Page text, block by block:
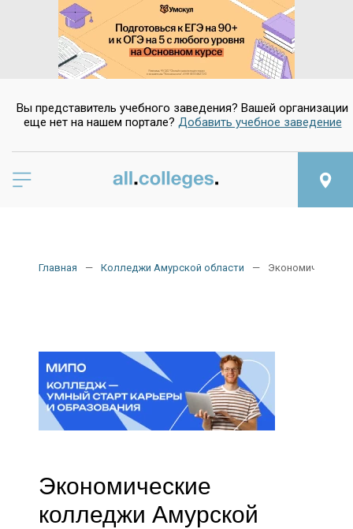
Вы представитель учебного заведения? Вашей организации
еще нет на нашем портале? Добавить учебное заведение
Главная Колледжи Амурской области Экономические
Экономические
колледжи Амурской